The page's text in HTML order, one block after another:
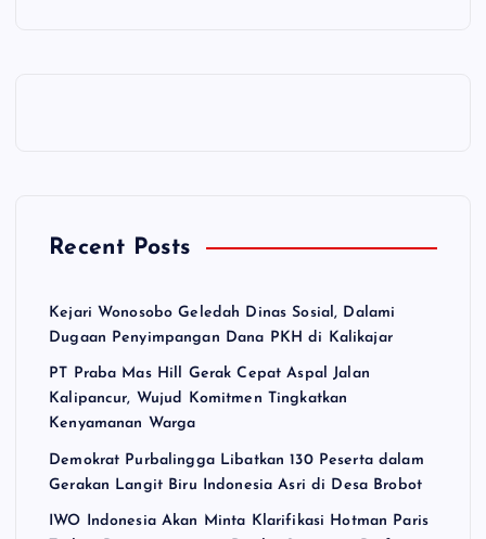
Recent Posts
Kejari Wonosobo Geledah Dinas Sosial, Dalami
Dugaan Penyimpangan Dana PKH di Kalikajar
PT Praba Mas Hill Gerak Cepat Aspal Jalan
Kalipancur, Wujud Komitmen Tingkatkan
Kenyamanan Warga
Demokrat Purbalingga Libatkan 130 Peserta dalam
Gerakan Langit Biru Indonesia Asri di Desa Brobot
IWO Indonesia Akan Minta Klarifikasi Hotman Paris